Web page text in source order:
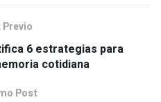
6 estrategias para
cotidiana
Post